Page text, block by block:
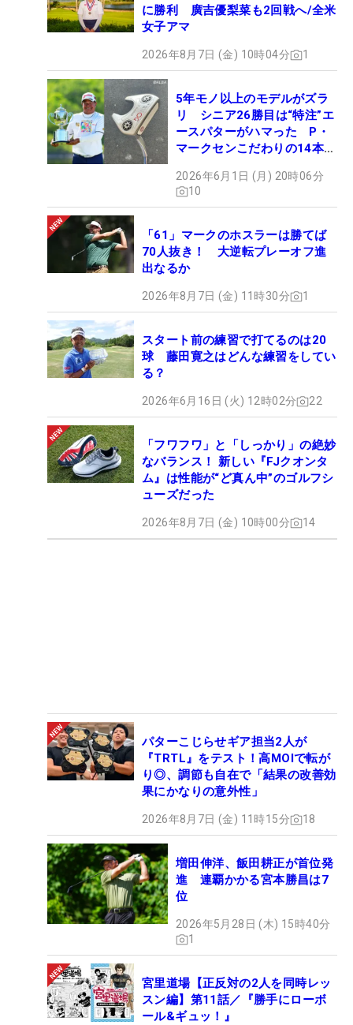
に勝利 廣吉優梨菜も2回戦へ/全米
女子アマ
2026年8月7日 (金) 10時04分 1
5年モノ以上のモデルがズラ
リ シニア26勝目は“特注”エ
ースパターがハマった P・
マークセンこだわりの14本
2026年6月1日 (月) 20時06分
10
「61」マークのホスラーは勝てば
70人抜き！ 大逆転プレーオフ進
出なるか
2026年8月7日 (金) 11時30分 1
スタート前の練習で打てるのは20
球 藤田寛之はどんな練習をしてい
る？
2026年6月16日 (火) 12時02分 22
「フワフワ」と「しっかり」の絶妙
なバランス！ 新しい『FJクオンタ
ム』は性能が“ど真ん中”のゴルフシ
ューズだった
2026年8月7日 (金) 10時00分 14
パターこじらせギア担当2人が
『TRTL』をテスト！高MOIで転が
り◎、調節も自在で「結果の改善効
果にかなりの意外性」
2026年8月7日 (金) 11時15分 18
増田伸洋、飯田耕正が首位発
進 連覇かかる宮本勝昌は7
位
2026年5月28日 (木) 15時40分
1
宮里道場【正反対の2人を同時レッ
スン編】第11話／『勝手にローボ
ール&ギュッ！』